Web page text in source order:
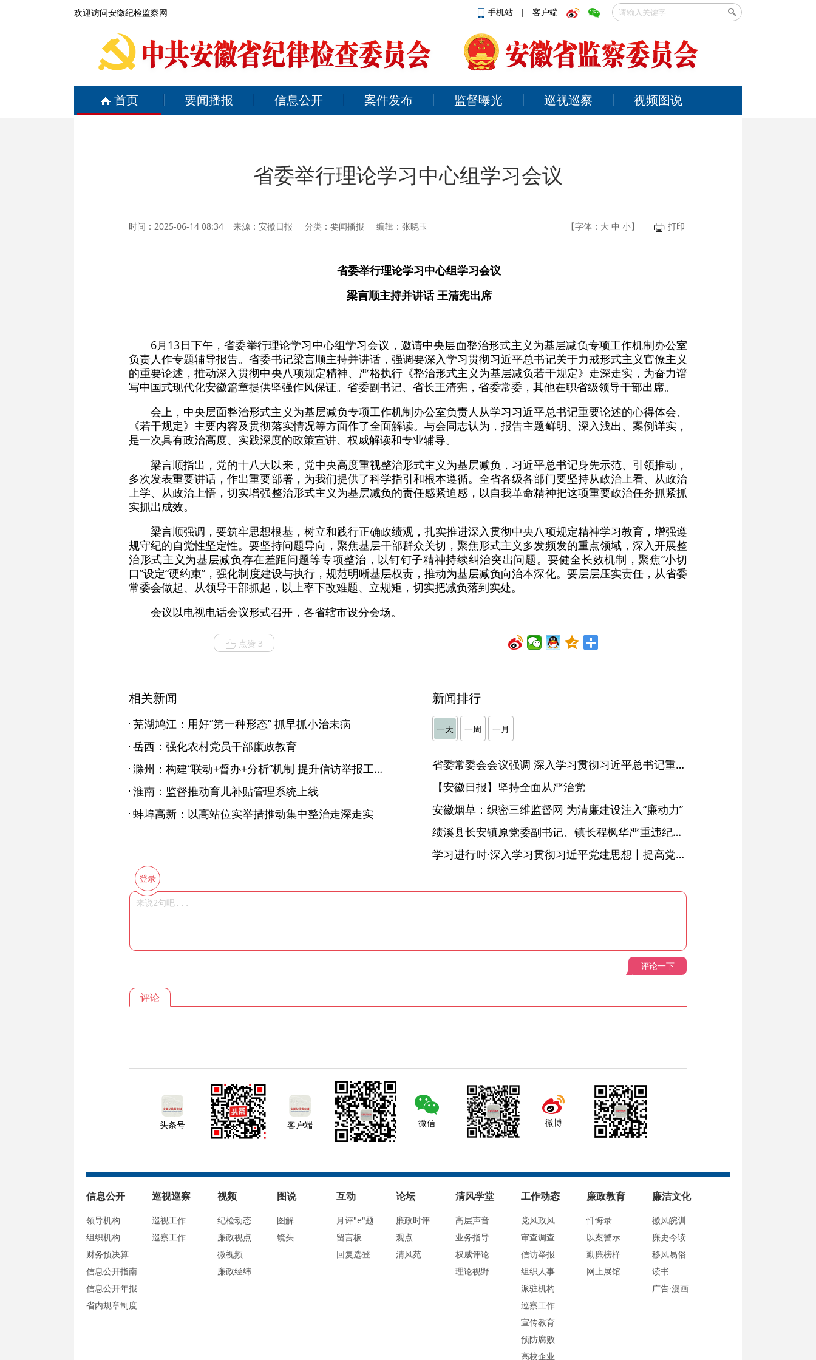
欢迎访问安徽纪检监察网 手机站 | 客户端
首页 要闻播报 信息公开 案件发布 监督曝光 巡视巡察 视频图说
省委举行理论学习中心组学习会议
时间：2025-06-14 08:34 来源： 安徽日报 分类：要闻播报 编辑：张晓玉 【字体： 大 中 小】 打印
省委举行理论学习中心组学习会议
梁言顺主持并讲话 王清宪出席
6月13日下午，省委举行理论学习中心组学习会议，邀请中央层面整治形式主义为基层减负专项工作机制办公室
负责人作专题辅导报告。省委书记梁言顺主持并讲话，强调要深入学习贯彻习近平总书记关于力戒形式主义官僚主义
的重要论述，推动深入贯彻中央八项规定精神、严格执行《整治形式主义为基层减负若干规定》走深走实，为奋力谱
写中国式现代化安徽篇章提供坚强作风保证。省委副书记、省长王清宪，省委常委，其他在职省级领导干部出席。
会上，中央层面整治形式主义为基层减负专项工作机制办公室负责人从学习习近平总书记重要论述的心得体会、
《若干规定》主要内容及贯彻落实情况等方面作了全面解读。与会同志认为，报告主题鲜明、深入浅出、案例详实，
是一次具有政治高度、实践深度的政策宣讲、权威解读和专业辅导。
梁言顺指出，党的十八大以来，党中央高度重视整治形式主义为基层减负，习近平总书记身先示范、引领推动，
多次发表重要讲话，作出重要部署，为我们提供了科学指引和根本遵循。全省各级各部门要坚持从政治上看、从政治
上学、从政治上悟，切实增强整治形式主义为基层减负的责任感紧迫感，以自我革命精神把这项重要政治任务抓紧抓
实抓出成效。
梁言顺强调，要筑牢思想根基，树立和践行正确政绩观，扎实推进深入贯彻中央八项规定精神学习教育，增强遵
规守纪的自觉性坚定性。要坚持问题导向，聚焦基层干部群众关切，聚焦形式主义多发频发的重点领域，深入开展整
治形式主义为基层减负存在差距问题等专项整治，以钉钉子精神持续纠治突出问题。要健全长效机制，聚焦“小切
口”设定“硬约束”，强化制度建设与执行，规范明晰基层权责，推动为基层减负向治本深化。要层层压实责任，从省委
常委会做起、从领导干部抓起，以上率下改难题、立规矩，切实把减负落到实处。
会议以电视电话会议形式召开，各省辖市设分会场。
点赞 3
相关新闻
芜湖鸠江：用好“第一种形态” 抓早抓小治未病
岳西：强化农村党员干部廉政教育
滁州：构建“联动+督办+分析”机制 提升信访举报工作“三化”水平
淮南：监督推动育儿补贴管理系统上线
蚌埠高新：以高站位实举措推动集中整治走深走实
新闻排行
一天 一周 一月
省委常委会会议强调 深入学习贯彻习近平总书记重要讲话精神 以高质量党建引领高质量发展 梁言顺主持并讲话
【安徽日报】坚持全面从严治党
安徽烟草：织密三维监督网 为清廉建设注入“廉动力”
绩溪县长安镇原党委副书记、镇长程枫华严重违纪违法被开除党籍和公职
学习进行时·深入学习贯彻习近平党建思想丨提高党的战斗力的法宝
登录
评论一下
评论
头条号 客户端 微信 微博
信息公开
领导机构
组织机构
财务预决算
信息公开指南
信息公开年报
省内规章制度
巡视巡察
巡视工作
巡察工作
视频
纪检动态
廉政视点
微视频
廉政经纬
图说
图解
镜头
互动
月评"e"题
留言板
回复选登
论坛
廉政时评
观点
清风苑
清风学堂
高层声音
业务指导
权威评论
理论视野
工作动态
党风政风
审查调查
信访举报
组织人事
派驻机构
巡察工作
宣传教育
预防腐败
高校企业
廉政教育
忏悔录
以案警示
勤廉榜样
网上展馆
廉洁文化
徽风皖训
廉史今读
移风易俗
读书
广告·漫画